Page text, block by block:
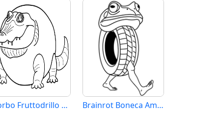
Glorbo Fruttodrillo Brainrot Brainrot Boneca Ambalabu